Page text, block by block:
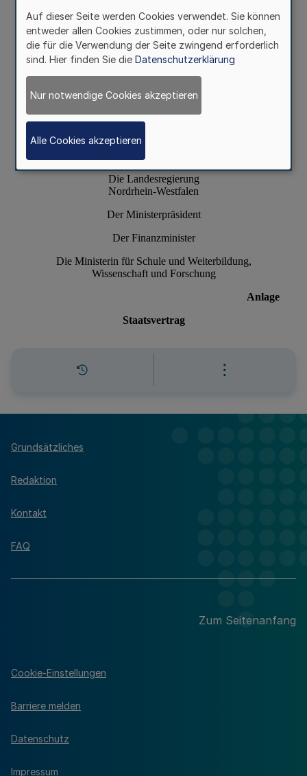
Grundsätzliches
Redaktion
Kontakt
FAQ
Zum Seitenanfang
Cookie-Einstellungen
Barriere melden
Datenschutz
Impressum
Auf dieser Seite werden Cookies verwendet. Sie können
entweder allen Cookies zustimmen, oder nur solchen,
die für die Verwendung der Seite zwingend erforderlich
sind. Hier finden Sie die Datenschutzerklärung
Nur notwendige Cookies akzeptieren
Alle Cookies akzeptieren